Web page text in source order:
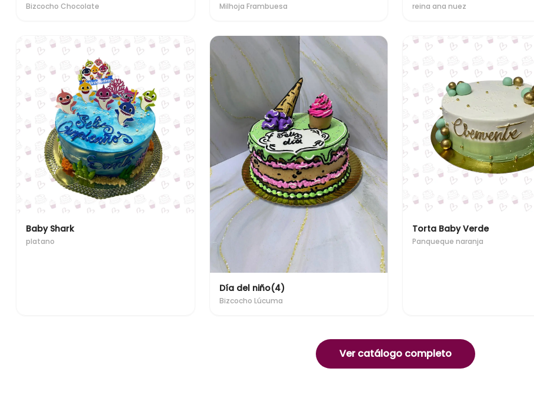
Bizcocho Chocolate Milhoja Frambuesa reina ana nuez
Baby Shark
platano
Día del niño(4)
Bizcocho Lúcuma
Torta Baby Verde
Panqueque naranja
Ver catálogo completo